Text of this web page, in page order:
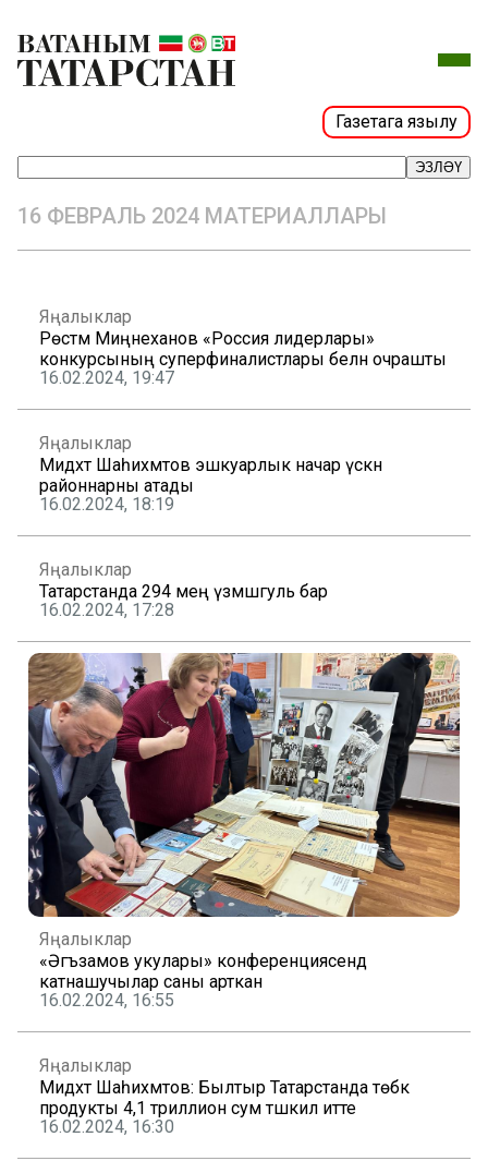
Газетага язылу
ЭЗЛӘҮ
16 ФЕВРАЛЬ 2024 МАТЕРИАЛЛАРЫ
Яңалыклар
Рөстәм Миңнеханов «Россия лидерлары»
конкурсының суперфиналистлары белән очрашты
16.02.2024, 19:47
Яңалыклар
Мидхәт Шаһиәхмәтов эшкуарлык начар үскән
районнарны атады
16.02.2024, 18:19
Яңалыклар
Татарстанда 294 мең үзмәшгуль бар
16.02.2024, 17:28
Яңалыклар
«Әгъзамов укулары» конференциясендә
катнашучылар саны арткан
16.02.2024, 16:55
Яңалыклар
Мидхәт Шаһиәхмәтов: Былтыр Татарстанда төбәк
продукты 4,1 триллион сум тәшкил итте
16.02.2024, 16:30